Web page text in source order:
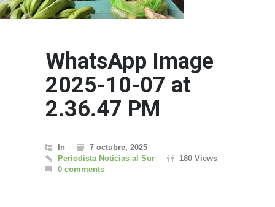
WhatsApp Image
2025-10-07 at
2.36.47 PM
In
7 octubre, 2025
Periodista Noticias al Sur
180 Views
0 comments